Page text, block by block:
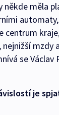
někde měla
centrum
mzdy
se
je